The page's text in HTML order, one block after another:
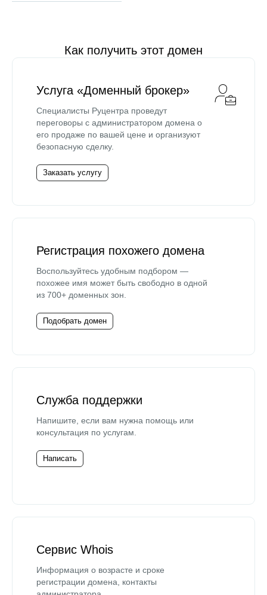
Как получить этот домен
Услуга «Доменный брокер»
Специалисты Руцентра проведут
переговоры с администратором домена о
его продаже по вашей цене и организуют
безопасную сделку.
Заказать услугу
Регистрация похожего домена
Воспользуйтесь удобным подбором —
похожее имя может быть свободно в одной
из 700+ доменных зон.
Подобрать домен
Служба поддержки
Напишите, если вам нужна помощь или
консультация по услугам.
Написать
Сервис Whois
Информация о возрасте и сроке
регистрации домена, контакты